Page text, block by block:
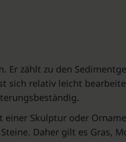
Er zählt zu den
sich relativ leicht
einer Skulptur oder
Daher gilt es Gras,